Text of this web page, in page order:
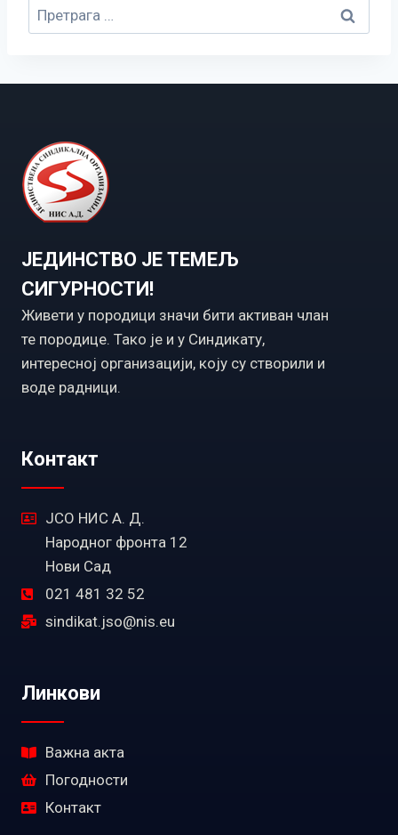
ЈЕДИНСТВО ЈЕ ТЕМЕЉ
СИГУРНОСТИ!
Живети у породици значи бити активан члан
те породице. Тако је и у Синдикату,
интересној организацији, коју су створили и
воде радници.
Контакт
ЈСО НИС А. Д.
Народног фронта 12
Нови Сад
021 481 32 52
sindikat.jso@nis.eu
Линкови
Важна акта
Погодности
Контакт